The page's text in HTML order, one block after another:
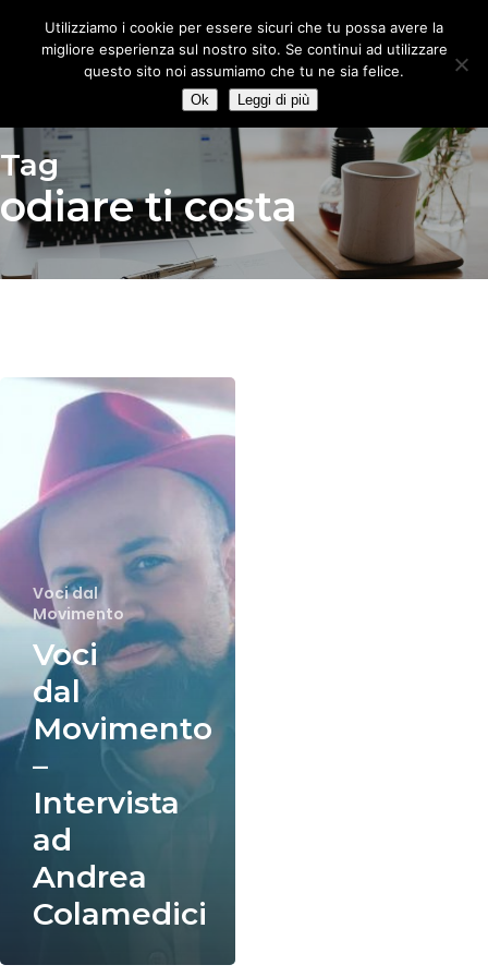
Tag
odiare ti costa
Voci
Movimento
Intervista
ad
Andrea
Colamedici
Voci dal
Movimento
Voci
dal
Movimento
–
Intervista
ad
Andrea
Colamedici
Utilizziamo i cookie per essere sicuri che tu possa avere la
migliore esperienza sul nostro sito. Se continui ad utilizzare
questo sito noi assumiamo che tu ne sia felice.
Ok Leggi di più